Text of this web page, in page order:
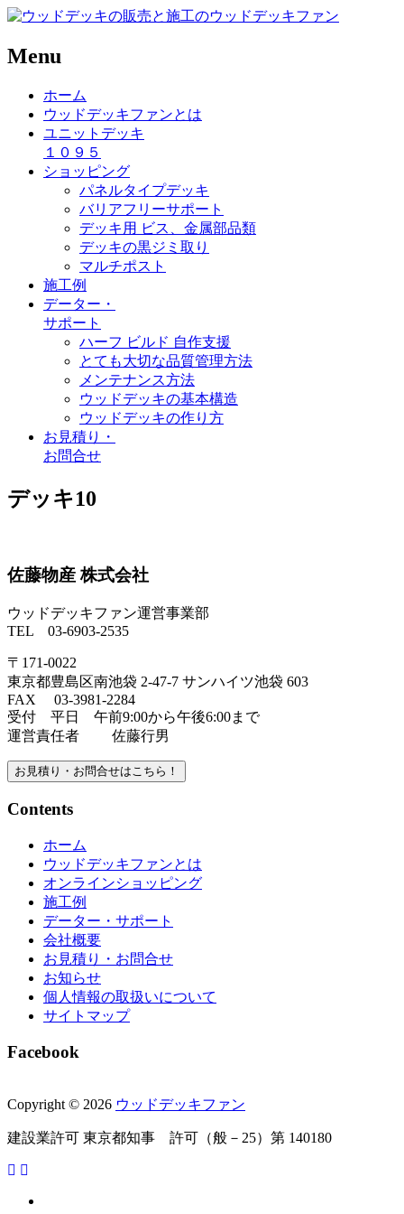
Menu
ホーム
ウッドデッキファンとは
ユニットデッキ
１０９５
ショッピング
パネルタイプデッキ
バリアフリーサポート
デッキ用 ビス、金属部品類
デッキの黒ジミ取り
マルチポスト
施工例
データー ・
サポート
ハーフ ビルド 自作支援
とても大切な品質管理方法
メンテナンス方法
ウッドデッキの基本構造
ウッドデッキの作り方
お見積り
・
お問合せ
デッキ10
佐藤物産 株式会社
ウッドデッキファン運営事業部
TEL 03-6903-2535
〒171-0022
東京都豊島区南池袋 2-47-7 サンハイツ池袋 603
FAX 03-3981-2284
受付 平日 午前9:00から午後6:00まで
運営責任者 佐藤行男
お見積り・お問合せはこちら！
Contents
ホーム
ウッドデッキファンとは
オンラインショッピング
施工例
データー・サポート
会社概要
お見積り・お問合せ
お知らせ
個人情報の取扱いについて
サイトマップ
Facebook
Copyright © 2026 ウッドデッキファン
建設業許可 東京都知事 許可（般－25）第 140180